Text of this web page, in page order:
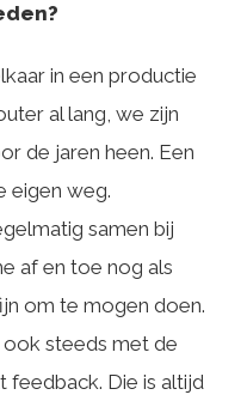
in een productie
al lang, we zijn
de jaren heen. Een
eigen weg.
samen bij
af en toe nog als
om te mogen doen.
steeds met de
feedback. Die is altijd